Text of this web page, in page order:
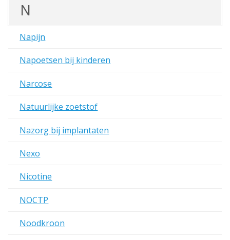
N
Napijn
Napoetsen bij kinderen
Narcose
Natuurlijke zoetstof
Nazorg bij implantaten
Nexo
Nicotine
NOCTP
Noodkroon